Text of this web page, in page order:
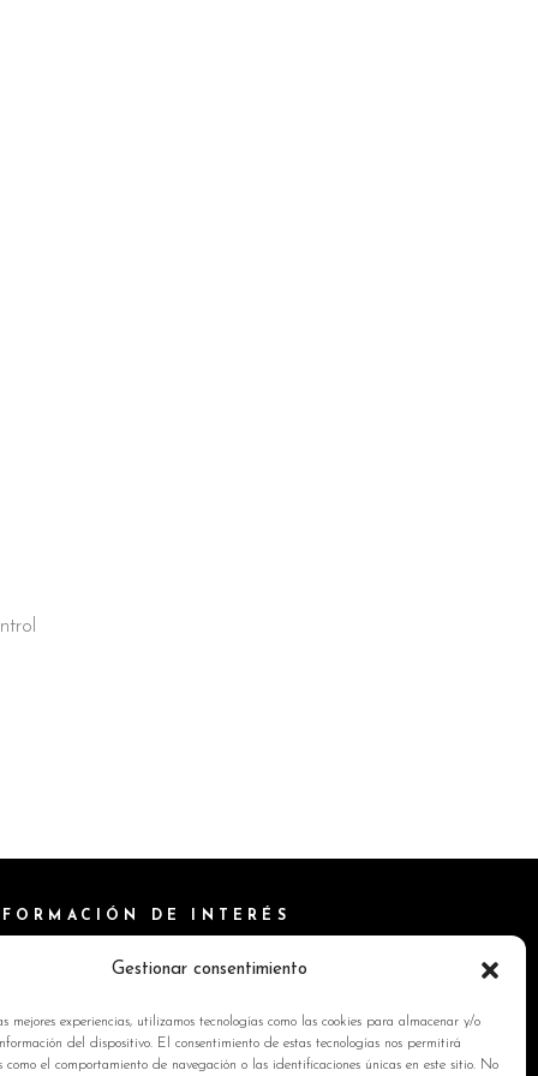
Gestionar consentimiento
mejores experiencias, utilizamos tecnologías como las cookies para almacenar y/o
del dispositivo. El consentimiento de estas tecnologías nos permitirá
como el comportamiento de navegación o las identificaciones únicas en este sitio. No
DE INTERÉS
de Cookies
de privacidad